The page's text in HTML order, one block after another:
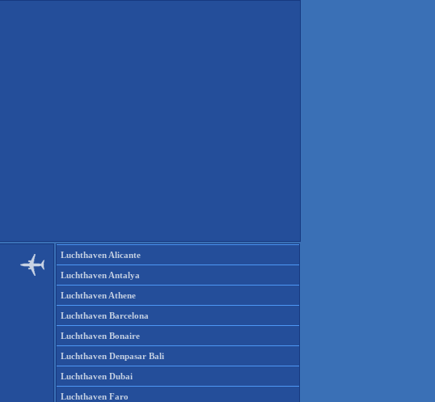
Luchthaven Alicante
Luchthaven Antalya
Luchthaven Athene
Luchthaven Barcelona
Luchthaven Bonaire
Luchthaven Denpasar Bali
Luchthaven Dubai
Luchthaven Faro